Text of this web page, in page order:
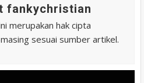
fankychristian
merupakan hak cipta
sesuai sumber artikel.